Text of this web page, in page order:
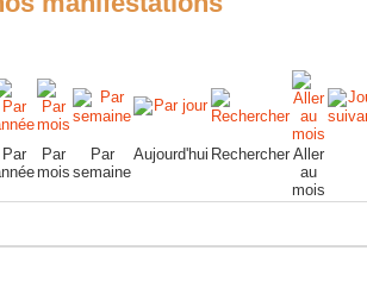
Par
Par
mois
Par
semaine
Aujourd'hui Rechercher Aller
au
mois